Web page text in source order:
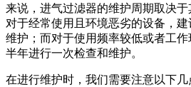
来说，进气过滤器的维护周期取决于
对于经常使用且环境恶劣的设备，
维护；而对于使用频率较低或者工
半年进行一次检查和维护。
在进行维护时，我们需要注意以下几